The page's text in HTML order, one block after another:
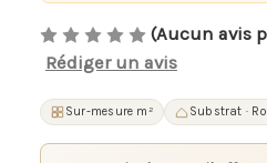
(Aucun avis
Rédiger un avis
Sur-mesure m² Substrat ·